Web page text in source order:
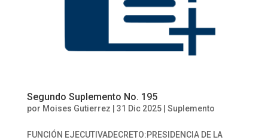
Segundo Suplemento No. 195
por Moises Gutierrez 31 Dic 2025| Suplemento
FUNCIÓN EJECUTIVADECRETO:PRESIDENCIA DE LA